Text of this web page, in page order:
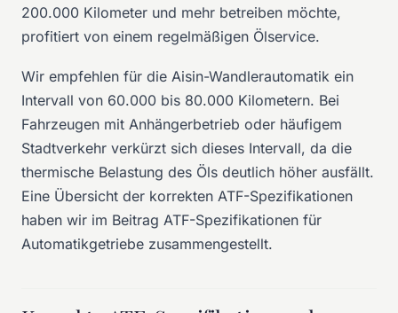
200.000 Kilometer und mehr betreiben möchte,
profitiert von einem regelmäßigen Ölservice.
Wir empfehlen für die Aisin-Wandlerautomatik ein
Intervall von 60.000 bis 80.000 Kilometern. Bei
Fahrzeugen mit Anhängerbetrieb oder häufigem
Stadtverkehr verkürzt sich dieses Intervall, da die
thermische Belastung des Öls deutlich höher ausfällt.
Eine Übersicht der korrekten ATF-Spezifikationen
haben wir im Beitrag ATF-Spezifikationen für
Automatikgetriebe zusammengestellt.